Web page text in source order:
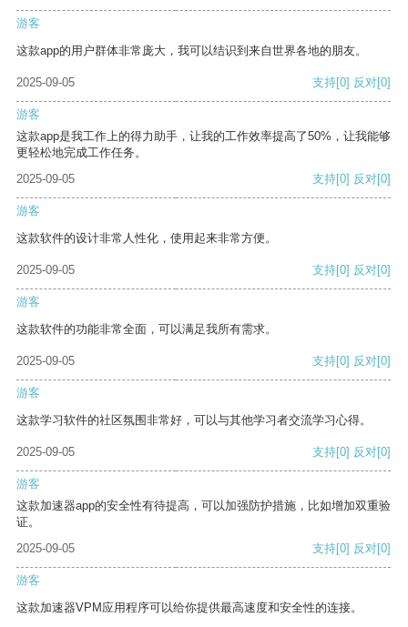
游客
这款app的用户群体非常庞大，我可以结识到来自世界各地的朋友。
2025-09-05 支持[0] 反对[0]
游客
这款app是我工作上的得力助手，让我的工作效率提高了50%，让我能够
更轻松地完成工作任务。
2025-09-05
支持[0] 反对[0]
游客
这款软件的设计非常人性化，使用起来非常方便。
2025-09-05 支持[0] 反对[0]
游客
这款软件的功能非常全面，可以满足我所有需求。
2025-09-05 支持[0] 反对[0]
游客
这款学习软件的社区氛围非常好，可以与其他学习者交流学习心得。
2025-09-05 支持[0] 反对[0]
游客
这款加速器app的安全性有待提高，可以加强防护措施，比如增加双重验
证。
2025-09-05
支持[0] 反对[0]
游客
这款加速器VPM应用程序可以给你提供最高速度和安全性的连接。